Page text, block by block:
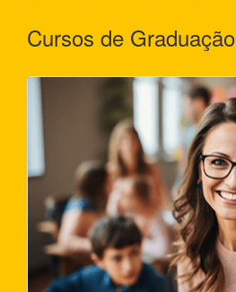
Cursos de Graduação